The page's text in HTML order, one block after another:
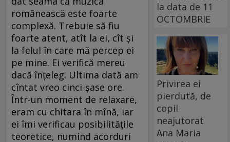
românească este foarte
complexă. Trebuie să fiu
foarte atent, atît la ei, cît şi
la felul în care mă percep ei
pe mine. Ei verifică mereu
dacă înţeleg. Ultima dată am
cîntat vreo cinci-şase ore.
Într-un moment de relaxare,
eram cu chitara în mînă, iar
ei îmi verificau posibilităţile
teoretice, numind acorduri
la data de 11
OCTOMBRIE
Privirea ei
pierdută, de
copil
neajutorat
Ana Maria